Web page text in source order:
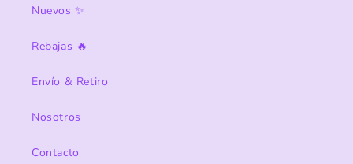
Nuevos ✨
Rebajas 🔥
Envío & Retiro
Nosotros
Contacto